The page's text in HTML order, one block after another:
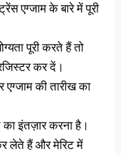
एग्जाम के बारे में पूरी
पूरी करते हैं तो
कर दें।
की तारीख का
इंतज़ार करना है।
लेते हैं और मेरिट में